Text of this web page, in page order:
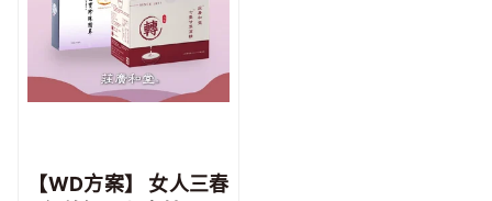
【WD方案】 女人三春